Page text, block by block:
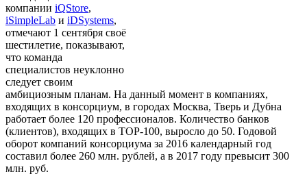
компании iQStore,
iSimpleLab и iDSystems,
отмечают 1 сентября своё
шестилетие, показывают,
что команда
специалистов неуклонно
следует своим
амбициозным планам. На данный момент в компаниях,
входящих в консорциум, в городах Москва, Тверь и Дубна
работает более 120 профессионалов. Количество банков
(клиентов), входящих в TOP-100, выросло до 50. Годовой
оборот компаний консорциума за 2016 календарный год
составил более 260 млн. рублей, а в 2017 году превысит 300
млн. руб.